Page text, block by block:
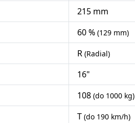
215 mm
60 % (129 mm)
R (Radial)
16"
108 (do 1000 kg)
T (do 190 km/h)